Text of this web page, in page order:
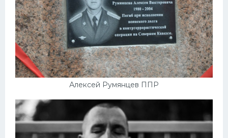
Алексей Румянцев ППР